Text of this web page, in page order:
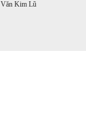
Kim Lũ